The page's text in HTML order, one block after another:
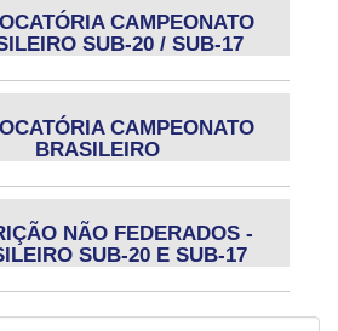
CAMPEONATO
SUB-20 / SUB-17
CAMPEONATO
BRASILEIRO
NÃO FEDERADOS -
SUB-20 E SUB-17